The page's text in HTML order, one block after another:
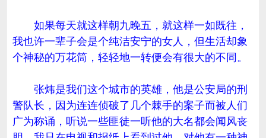
如果每天就这样朝九晚五，就这样一如既往，
我也许一辈子会是个纯洁安宁的女人，但生活却象
个神秘的万花筒，轻轻地一转便会有很大的不同。
张炜是我们这个城市的英雄，他是公安局的刑
警队长，因为连连侦破了几个棘手的案子而被人们
广为称诵，听说一些匪徒一听他的大名都会闻风丧